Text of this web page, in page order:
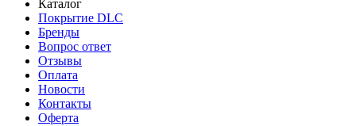
Каталог
Покрытие DLC
Бренды
Вопрос ответ
Отзывы
Оплата
Новости
Контакты
Оферта